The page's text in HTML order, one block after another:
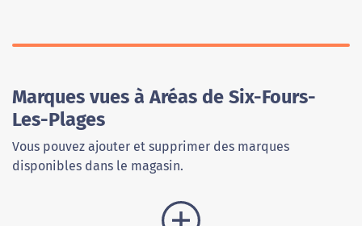
Marques vues à Aréas de Six-Fours-
Les-Plages
Vous pouvez ajouter et supprimer des marques
disponibles dans le magasin.